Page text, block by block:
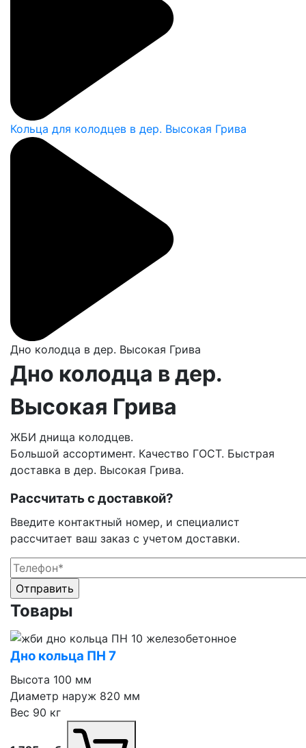
Кольца для колодцев в дер. Высокая Грива
Дно колодца в дер. Высокая Грива
Дно колодца в дер.
Высокая Грива
ЖБИ днища колодцев.
Большой ассортимент. Качество ГОСТ. Быстрая
доставка в дер. Высокая Грива.
Рассчитать с доставкой?
Введите контактный номер, и специалист
рассчитает ваш заказ с учетом доставки.
Товары
Дно кольца ПН 7
Высота 100 мм
Диаметр наруж 820 мм
Вес 90 кг